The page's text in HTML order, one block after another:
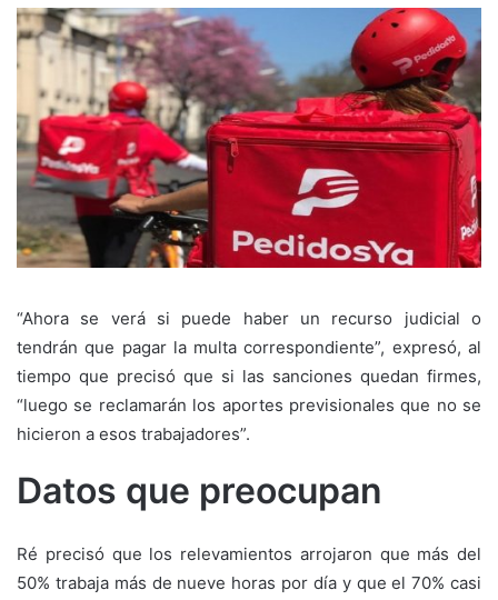
“Ahora se verá si puede haber un recurso judicial o
tendrán que pagar la multa correspondiente”, expresó, al
tiempo que precisó que si las sanciones quedan firmes,
“luego se reclamarán los aportes previsionales que no se
hicieron a esos trabajadores”.
Datos que preocupan
Ré precisó que los relevamientos arrojaron que más del
50% trabaja más de nueve horas por día y que el 70% casi